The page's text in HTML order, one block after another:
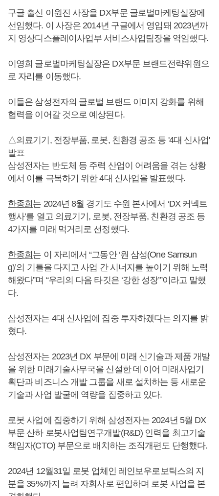
구글 출신 이원진 사장을 DX부문 글로벌마케팅실장에
선임했다. 이 사장은 2014년 구글에서 영입돼 2023년까
지 영상디스플레이사업부 서비스사업팀장을 역임했다.
이영희 글로벌마케팅실장은 DX부문 브랜드전략위원으
로 자리를 이동했다.
이들은 삼성전자의 글로벌 브랜드 이미지 강화를 위해
협력을 이어갈 것으로 예상된다.
△의료기기, 전장부품, 로봇, 친환경 공조 등 '4대 신사업'
발표
삼성전자는 반도체 등 주력 산업이 어려움을 겪는 상황
에서 이를 극복하기 위한 4대 신사업을 발표했다.
한종희 는 2024년 8월 경기도 수원 본사에서 ‘DX 커넥트
행사’를 열고 의료기기, 로봇, 전장부품, 친환경 공조 등
4가지를 미래 먹거리로 선정했다.
한종희 는 이 자리에서 “그동안 ‘원 삼성(One Samsun
g)’의 기틀을 다지고 사업 간 시너지를 높이기 위해 노력
해왔다”며 “우리의 다음 타깃은 ‘강한 성장’”이라고 말했
다.
삼성전자는 4대 신사업에 집중 투자하겠다는 의지를 밝
혔다.
삼성전자는 2023년 DX 부문에 미래 신기술과 제품 개발
을 위한 미래기술사무국을 신설한 데 이어 미래사업기
획단과 비즈니스 개발 그룹을 새로 설치하는 등 새로운
기술과 사업 발굴에 역량을 집중하고 있다.
로봇 사업에 집중하기 위해 삼성전자는 2024년 5월 DX
부문 산하 로봇사업팀연구개발(R&D) 인력을 최고기술
책임자(CTO) 부문으로 배치하는 조직개편도 단행했다.
2024년 12월31일 로봇 업체인 레인보우로보틱스의 지
분을 35%까지 늘려 자회사로 편입하며 로봇 사업을 본